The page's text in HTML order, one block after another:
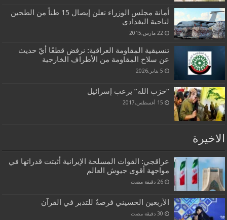
أمانة مجلس الوزراء تعلن إيصال 15 طناً من الطحين
لناحية البغدادي
22 مارس,2015
تنسيقية المقاومة العراقية: نرفض قطعًا أيّ حديث
عن سلاح المقاومة من الأطراف الخارجية
5 يناير,2026
“حزب الله” يرعب إسرائيل
15 أغسطس,2017
الاخيرة
عراقجي: القوات المسلحة الإيرانية أثبتت قدراتها في
مواجهة أقوى جيوش العالم
‏26 دقيقة مضت
الأربعين الحسيني فرصةٌ للتدبر في القرآن